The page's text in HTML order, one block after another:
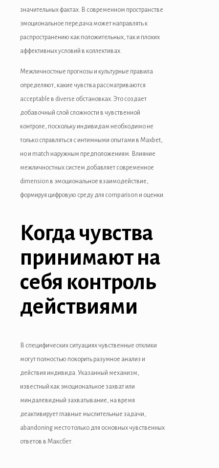
значительных фактах. В современном пространстве
эмоциональное передача может направлять к
распространению как положительных, так и плохих
аффективных условий в коллективах.
Межличностные прогнозы и культурные правила
определяют, какие чувства рассматриваются
acceptable в diverse обстановках. Это создает
добавочный слой сложности в чувственной
контроле, поскольку индивидам необходимо не
только справляться с интимными опытами в Maxbet,
но и match наружным предположениям. Влияние
межличностных систем добавляет современное
dimension в эмоциональное взаимодействие,
формируя цифровую среду для comparison и оценки.
Когда чувства
принимают на
себя контроль
действиями
В специфических ситуациях чувственные отклики
могут полностью покорить разумное анализ и
действия индивида. Указанный механизм,
известный как эмоциональное захват или
миндалевидный захватывание, на время
деактивирует главные мыслительные задачи,
abandoning место только для основных чувственных
ответов в Максбет.